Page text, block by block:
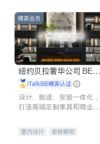
精英会员
纽约贝拉奢华公司 BELL
A LUXE
iTalkBB精英认证
设计、制造、安装一体化，
打造高端定制家具和商业空
室内设计
瓷砖橱柜